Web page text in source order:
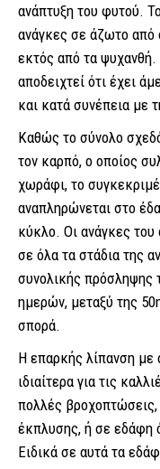
ανάπτυξη του φυτού.
ανάγκες σε άζωτο από
εκτός από τα
αποδειχτεί ότι έχει
και κατά συνέπεια με
Καθώς το σύνολο
τον καρπό, ο οποίος
χωράφι, το
αναπληρώνεται στο
κύκλο. Οι ανάγκες του
σε όλα τα στάδια της
συνολικής πρόσληψης
ημερών, μεταξύ της
σπορά.
Η επαρκής λίπανση με
ιδιαίτερα για τις
πολλές βροχοπτώσεις,
έκπλυσης, ή σε εδάφη
Ειδικά σε αυτά τα